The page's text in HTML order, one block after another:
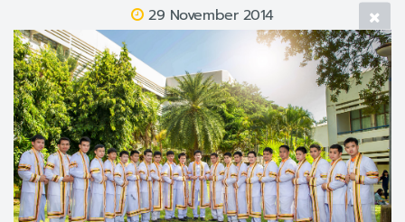
29 November 2014